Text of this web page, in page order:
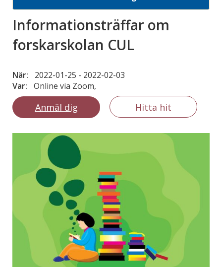
Informationsträffar om
forskarskolan CUL
När: 2022-01-25 - 2022-02-03
Var:
Online via Zoom,
Anmäl dig Hitta hit